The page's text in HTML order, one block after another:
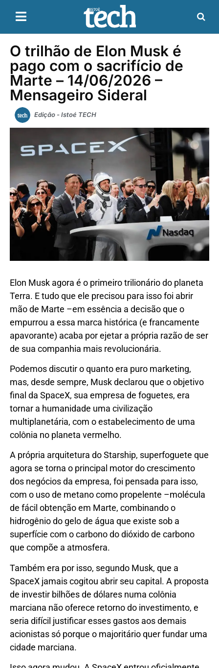
O trilhão de Elon Musk é
pago com o sacrifício de
Marte – 14/06/2026 –
Mensageiro Sideral
Edição - Istoé TECH
Elon Musk agora é o primeiro trilionário do planeta
Terra. E tudo que ele precisou para isso foi abrir
mão de Marte –em essência a decisão que o
empurrou a essa marca histórica (e francamente
apavorante) acaba por ejetar a própria razão de ser
de sua companhia mais revolucionária.
Podemos discutir o quanto era puro marketing,
mas, desde sempre, Musk declarou que o objetivo
final da SpaceX, sua empresa de foguetes, era
tornar a humanidade uma civilização
multiplanetária, com o estabelecimento de uma
colônia no planeta vermelho.
A própria arquitetura do Starship, superfoguete que
agora se torna o principal motor do crescimento
dos negócios da empresa, foi pensada para isso,
com o uso de metano como propelente –molécula
de fácil obtenção em Marte, combinando o
hidrogênio do gelo de água que existe sob a
superfície com o carbono do dióxido de carbono
que compõe a atmosfera.
Também era por isso, segundo Musk, que a
SpaceX jamais cogitou abrir seu capital. A proposta
de investir bilhões de dólares numa colônia
marciana não oferece retorno do investimento, e
seria difícil justificar esses gastos aos demais
acionistas só porque o majoritário quer fundar uma
cidade marciana.